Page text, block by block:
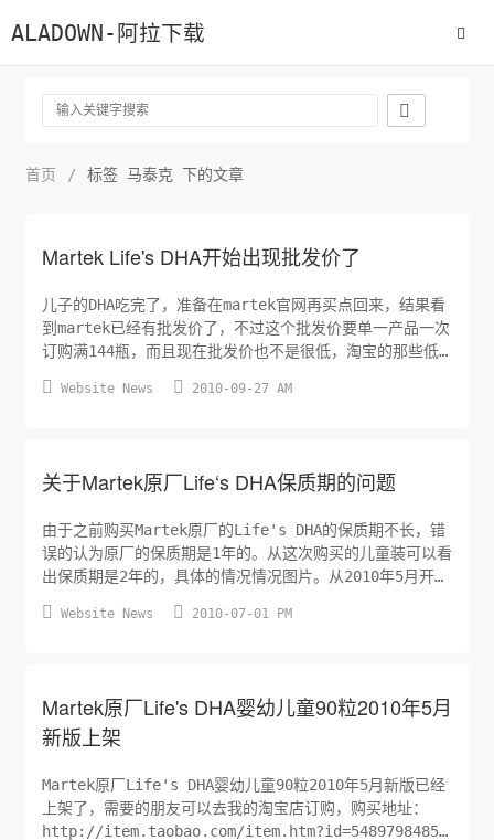
ALADOWN-阿拉下载

首页 / 标签 马泰克 下的文章
Martek Life's DHA开始出现批发价了
儿子的DHA吃完了，准备在martek官网再买点回来，结果看
到martek已经有批发价了，不过这个批发价要单一产品一次
订购满144瓶，而且现在批发价也不是很低，淘宝的那些低
 Website News  2010-09-27 AM
关于Martek原厂Life‘s DHA保质期的问题
由于之前购买Martek原厂的Life's DHA的保质期不长，错
误的认为原厂的保质期是1年的。从这次购买的儿童装可以看
出保质期是2年的，具体的情况情况图片。从2010年5月开始
外包装箱标签上的生产批号（LOT NO.）应该和产品标签上
 Website News  2010-07-01 PM
Martek原厂Life's DHA婴幼儿童90粒2010年5月
新版上架
Martek原厂Life's DHA婴幼儿童90粒2010年5月新版已经
上架了，需要的朋友可以去我的淘宝店订购，购买地址：
http://item.taobao.com/item.htm?id=5489798485